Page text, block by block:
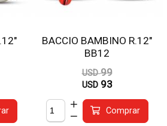
BACCIO BAMBINO R.12"
BB12
USD 99
USD 93
Comprar